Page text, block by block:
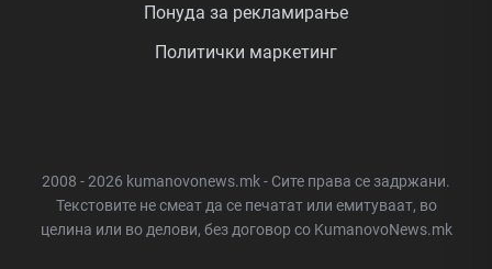
Понуда за рекламирање
Политички маркетинг
2008 - 2026 kumanovonews.mk - Сите права се задржани.
Текстовите не смеат да се печатат или емитуваат, во
целина или во делови, без договор со KumanovoNews.mk